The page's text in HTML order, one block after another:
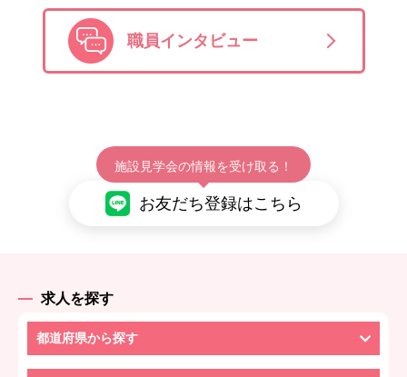
職員インタビュー
施設見学会の情報を受け取る！
お友だち登録はこちら
求人を探す
都道府県から探す